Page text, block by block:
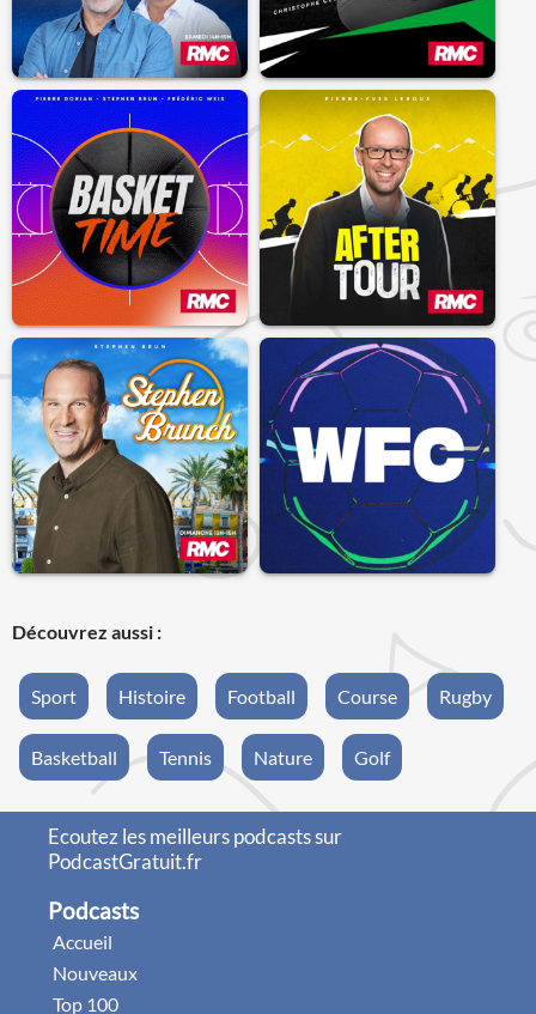
Découvrez aussi :
Sport Histoire Football Course Rugby
Basketball Tennis Nature Golf
Ecoutez les meilleurs podcasts sur
PodcastGratuit.fr
Podcasts
Accueil
Nouveaux
Top 100